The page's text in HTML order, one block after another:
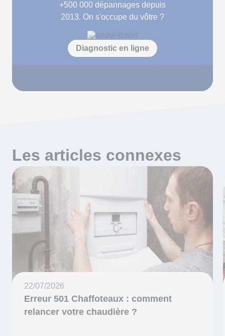
+500 000 dépannages depuis
2013. On s'occupe du vôtre ?
Diagnostic en ligne
Les articles connexes
22/07/2026
Erreur 501 Chaffoteaux : comment
relancer votre chaudière ?